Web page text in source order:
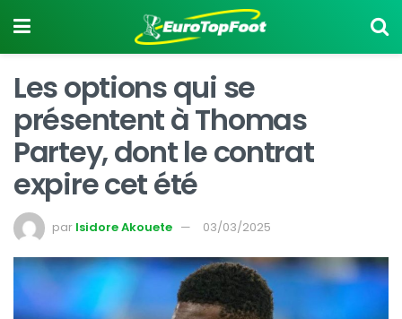
Les options qui se
présentent à Thomas
Partey, dont le contrat
expire cet été
par Isidore Akouete 03/03/2025